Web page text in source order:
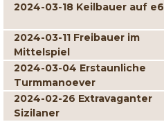
2024-03-18 Keilbauer auf e6
2024-03-11 Freibauer im
Mittelspiel
2024-03-04 Erstaunliche
Turmmanoever
2024-02-26 Extravaganter
Sizilaner